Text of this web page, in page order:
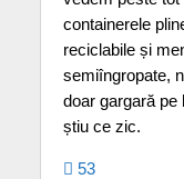
containerele
reciclabile și
semiîngropate,
doar gargară
știu ce zic.
53